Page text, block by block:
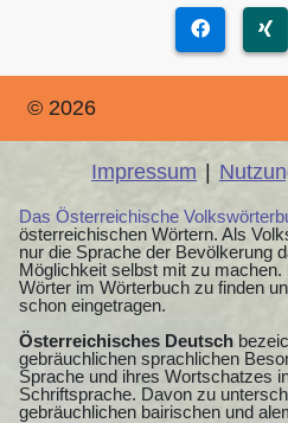
© 2026
Impressum |
Das Österreichische
österreichischen Wörtern. Als
nur die Sprache der Bevölkerung
Möglichkeit selbst mit zu
Wörter im Wörterbuch zu finden
schon eingetragen.
Österreichisches Deutsch
gebräuchlichen sprachlichen
Sprache und ihres Wortschatzes
Schriftsprache. Davon zu
gebräuchlichen bairischen und